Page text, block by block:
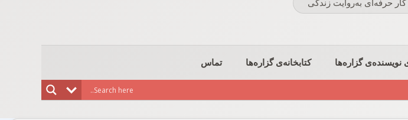
حرفه‌ای به‌روایت زندگی
نویسنده‌ی گزاره‌ها کتابخانه‌ی گزاره‌ها تماس